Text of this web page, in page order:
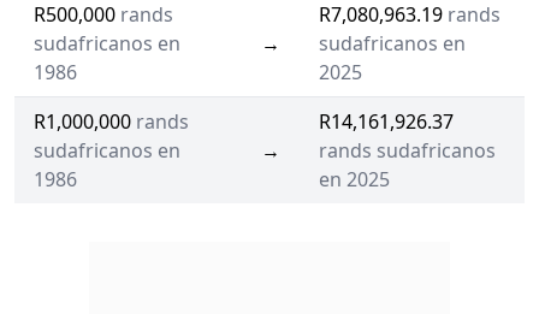
R500,000 rands
sudafricanos en
1986
→
R7,080,963.19 rands
sudafricanos en
2025
R1,000,000 rands
sudafricanos en
1986
→
R14,161,926.37
rands sudafricanos
en 2025